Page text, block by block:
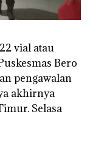
vial atau
Bero
pengawalan
akhirnya
Selasa